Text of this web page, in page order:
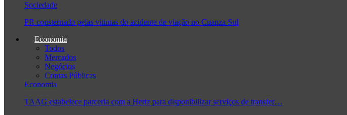
Sociedade
PR consternado pelas vítimas do acidente de viação no Cuanza Sul
Economia
Todos
Mercados
Negócios
Contas Públicas
Economia
TAAG estabelece parceria com a Hertz para disponibilizar serviços de transfer…